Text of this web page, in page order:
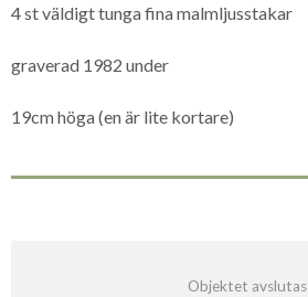
4 st väldigt tunga fina malmljusstakar
graverad 1982 under
19cm höga (en är lite kortare)
Objektet avslutas